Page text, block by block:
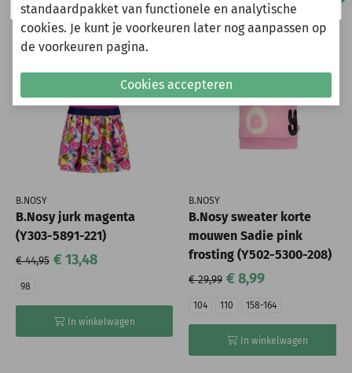
-70%
B.NOSY
B.Nosy jurk magenta
(Y303-5891-221)
€ 44,95 € 13,48
98
In winkelwagen
-70%
B.NOSY
B.Nosy sweater korte
mouwen Sadie pink
frosting (Y502-5300-208)
€ 29,99 € 8,99
104 110 158-164
In winkelwagen
standaardpakket van functionele en analytische
cookies. Je kunt je voorkeuren later nog aanpassen op
de voorkeuren pagina.
Cookies accepteren